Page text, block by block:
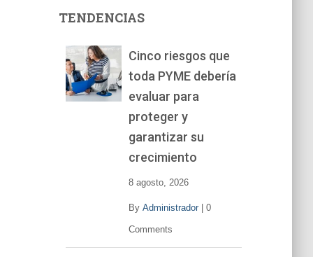
tTENDENCIAS
Cinco riesgos que
toda PYME debería
evaluar para
proteger y
garantizar su
crecimiento
8 agosto, 2026
By Administrador| 0
Comments